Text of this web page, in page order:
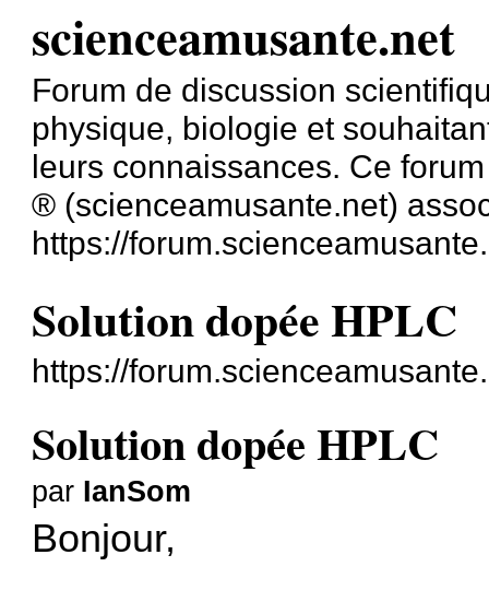
scienceamusante.net
Forum de discussion
physique, biologie et
leurs connaissances. Ce
® (scienceamusante.net)
https://
Solution dopée HPLC
https://
Solution dopée HPLC
par IanSom
Bonjour,